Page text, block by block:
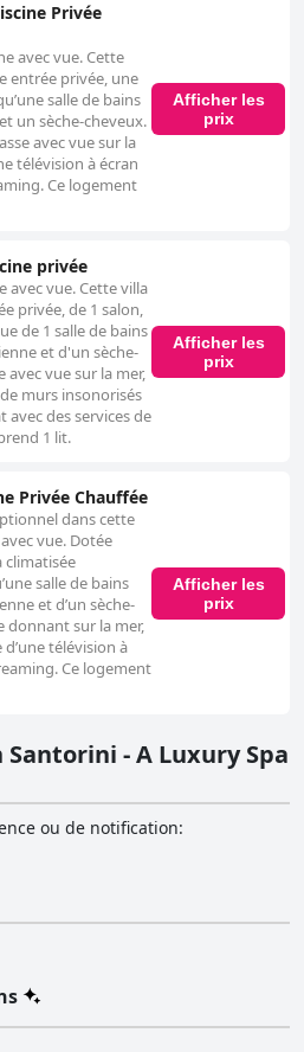
Privée
avec vue. Cette
entrée privée, une
salle de bains
un sèche-cheveux.
avec vue sur la
télévision à écran
Ce logement
Afficher les
prix
privée
avec vue. Cette villa
privée, de 1 salon,
de 1 salle de bains
et d'un sèche-
vue sur la mer,
murs insonorisés
des services de
1 lit.
Afficher les
prix
Privée Chauffée
dans cette
vue. Dotée
climatisée
salle de bains
et d’un sèche-
donnant sur la mer,
télévision à
Ce logement
Afficher les
prix
- A Luxury Spa
ou de notification: